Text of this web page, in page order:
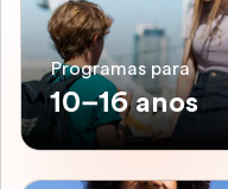
Programas para
10–16 anos